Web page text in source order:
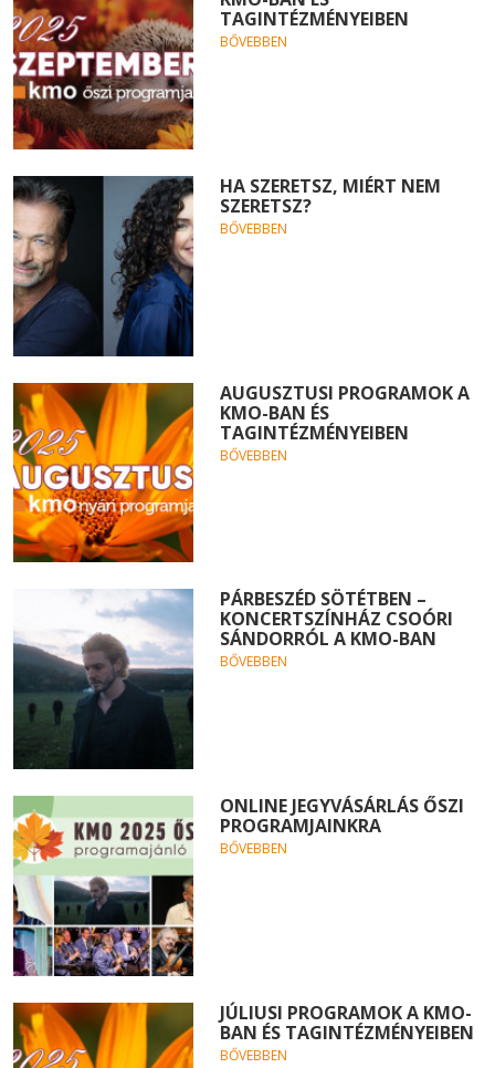
TAGINTÉZMÉNYEIBEN
BŐVEBBEN
HA SZERETSZ, MIÉRT NEM
SZERETSZ?
BŐVEBBEN
AUGUSZTUSI PROGRAMOK A
KMO-BAN ÉS
TAGINTÉZMÉNYEIBEN
BŐVEBBEN
PÁRBESZÉD SÖTÉTBEN –
KONCERTSZÍNHÁZ CSOÓRI
SÁNDORRÓL A KMO-BAN
BŐVEBBEN
ONLINE JEGYVÁSÁRLÁS ŐSZI
PROGRAMJAINKRA
BŐVEBBEN
JÚLIUSI PROGRAMOK A KMO-
BAN ÉS TAGINTÉZMÉNYEIBEN
BŐVEBBEN